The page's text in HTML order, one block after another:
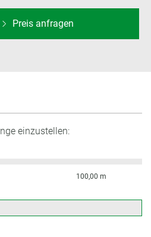
Preis anfragen
einzustellen:
100,00 m